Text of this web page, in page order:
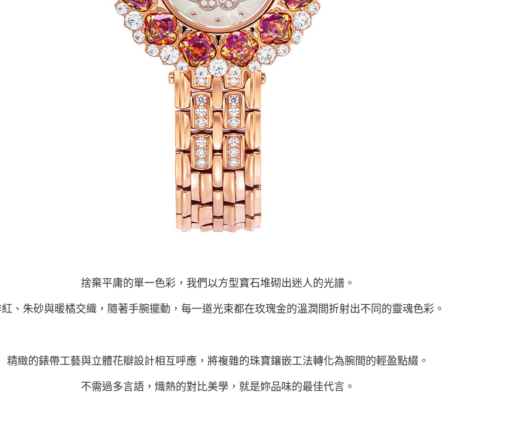
捨棄平庸的單一色彩，我們以方型寶石堆砌出迷人的光譜。
、朱砂與暖橘交織，隨著手腕擺動，每一道光束都在玫瑰金的溫潤間折射出不同的靈魂色彩。
精緻的錶帶工藝與立體花瓣設計相互呼應，將複雜的珠寶鑲嵌工法轉化為腕間的輕盈點綴。
不需過多言語，熾熱的對比美學，就是妳品味的最佳代言。